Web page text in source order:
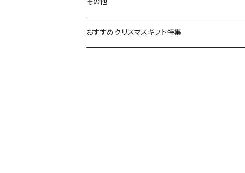
カトラリー
ポケットモンスター
Finlayson(フィンレイソン)
CELEC(セレック)
吉祥
リサイクル食器
おすすめクリスマスギフト特集